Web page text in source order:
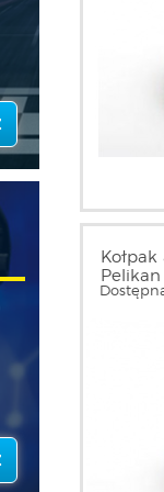
Pelikan